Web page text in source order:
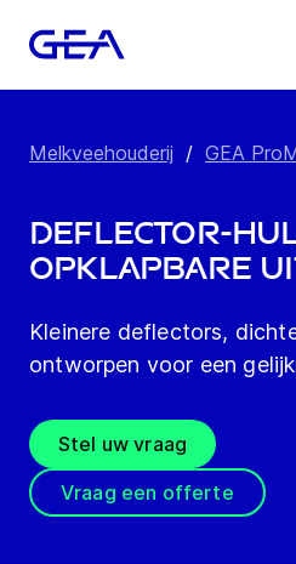
Melkveehouderij / GEA
Deflector-
opklapbare
Kleinere deflectors,
ontworpen voor een
Stel uw vraag
Vraag een offerte